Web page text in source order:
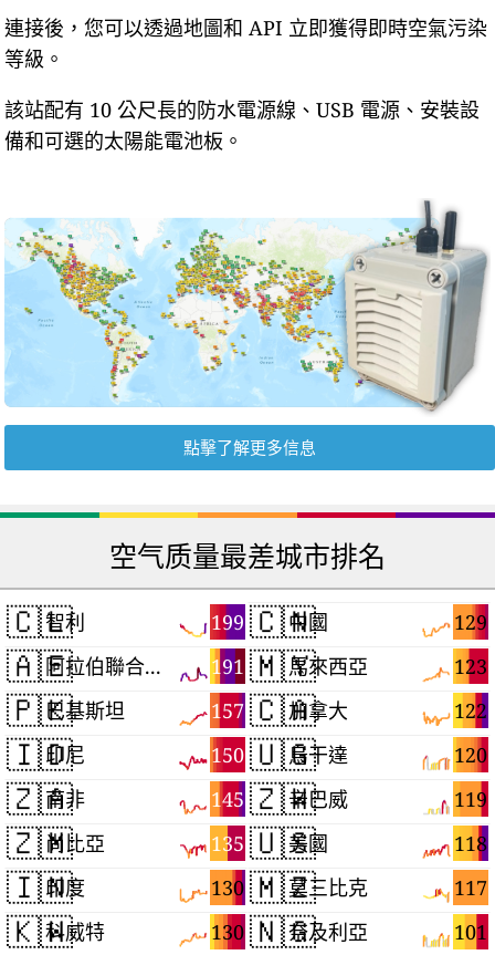
連接後，您可以透過地圖和 API 立即獲得即時空氣污染
等級。
該站配有 10 公尺長的防水電源線、USB 電源、安裝設
備和可選的太陽能電池板。
點擊了解更多信息
空气质量最差城市排名
🇨🇱 199
智利
🇦🇪 191
阿拉伯聯合大公國
🇵🇰 157
巴基斯坦
🇮🇩 150
印尼
🇿🇦 145
南非
🇿🇲 135
尚比亞
🇮🇳 130
印度
🇰🇼 130
科威特
🇨🇳 129
中國
🇲🇾 123
馬來西亞
🇨🇦 122
加拿大
🇺🇬 120
烏干達
🇿🇼 119
辛巴威
🇺🇸 118
美國
🇲🇿 117
莫三比克
🇳🇬 101
奈及利亞